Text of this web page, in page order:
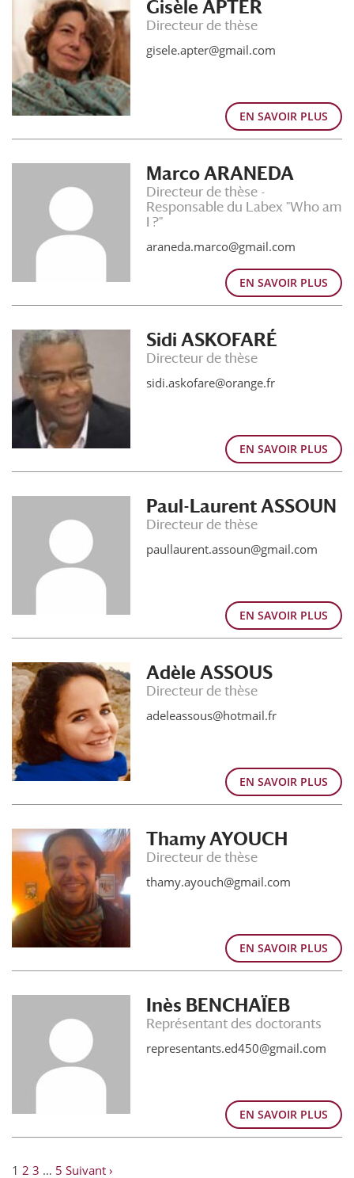
Gisèle APTER
Directeur de thèse
gisele.apter@gmail.com
EN SAVOIR PLUS
Marco ARANEDA
Directeur de thèse -
Responsable du Labex "Who am
I ?"
araneda.marco@gmail.com
EN SAVOIR PLUS
Sidi ASKOFARÉ
Directeur de thèse
sidi.askofare@orange.fr
EN SAVOIR PLUS
Paul-Laurent ASSOUN
Directeur de thèse
paullaurent.assoun@gmail.com
EN SAVOIR PLUS
Adèle ASSOUS
Directeur de thèse
adeleassous@hotmail.fr
EN SAVOIR PLUS
Thamy AYOUCH
Directeur de thèse
thamy.ayouch@gmail.com
EN SAVOIR PLUS
Inès BENCHAÏEB
Représentant des doctorants
representants.ed450@gmail.com
EN SAVOIR PLUS
1 2 3 … 5 Suivant ›